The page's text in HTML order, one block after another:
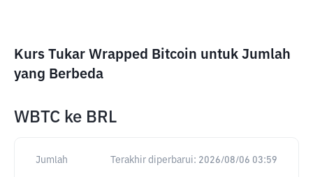
Kurs Tukar Wrapped Bitcoin untuk Jumlah
yang Berbeda
WBTC ke BRL
Jumlah Terakhir diperbarui: 2026/08/06 03:59